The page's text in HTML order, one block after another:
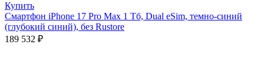
Купить
Смартфон iPhone 17 Pro Max 1 Тб, Dual eSim, темно-синий
(глубокий синий), без Rustore
189 532 ₽